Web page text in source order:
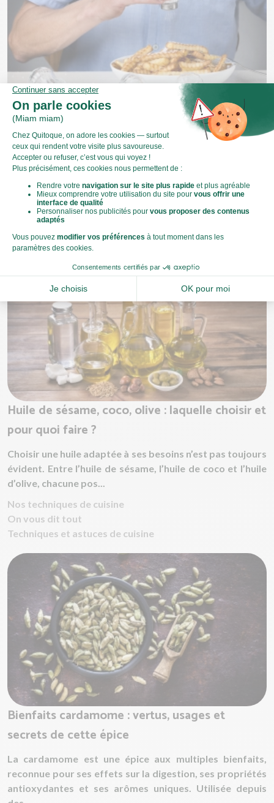
Comment dessaler un plat ?
Un repas trop salé peut arriver à tout le monde. Une
pincée de trop, une salière qui glisse, un bouillon déjà
Nos techniques de cuisine
On vous dit tout
Huile de sésame, coco, olive : laquelle choisir et
pour quoi faire ?
Choisir une huile adaptée à ses besoins n’est pas toujours
évident. Entre l’huile de sésame, l’huile de coco et l’huile
d’olive, chacune pos...
Nos techniques de cuisine
On vous dit tout
Techniques et astuces de cuisine
Bienfaits cardamome : vertus, usages et
secrets de cette épice
La cardamome est une épice aux multiples bienfaits,
reconnue pour ses effets sur la digestion, ses propriétés
antioxydantes et ses arômes uniques. Utilisée depuis